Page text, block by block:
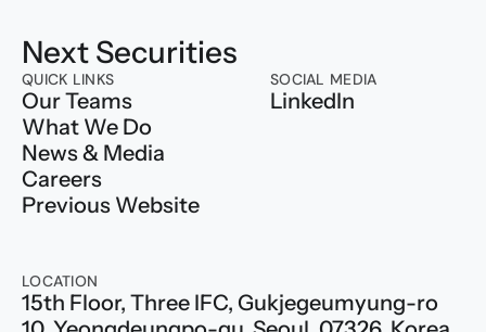
Next Securities
QUICK LINKS
Our Teams
What We Do
News & Media
Careers
Previous Website
SOCIAL MEDIA
LinkedIn
LOCATION
15th Floor, Three IFC, Gukjegeumyung-ro